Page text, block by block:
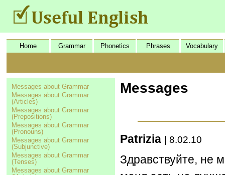
Home Grammar Phonetics Phrases Vocabulary
Messages about Grammar
Messages about Grammar
(Articles)
Messages about Grammar
(Prepositions)
Messages about Grammar
(Pronouns)
Messages about Grammar
(Subjunctive)
Messages about Grammar
(Tenses)
Messages about Grammar
Messages
Patrizia | 8.02.10
Здравствуйте, не